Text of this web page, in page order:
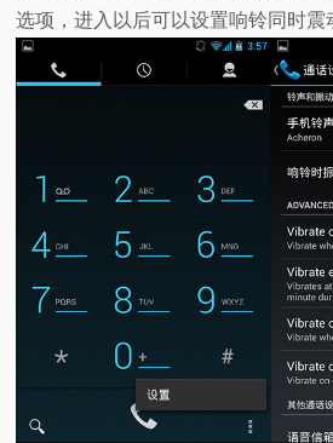
选项，进入以后可以设置响铃同时震